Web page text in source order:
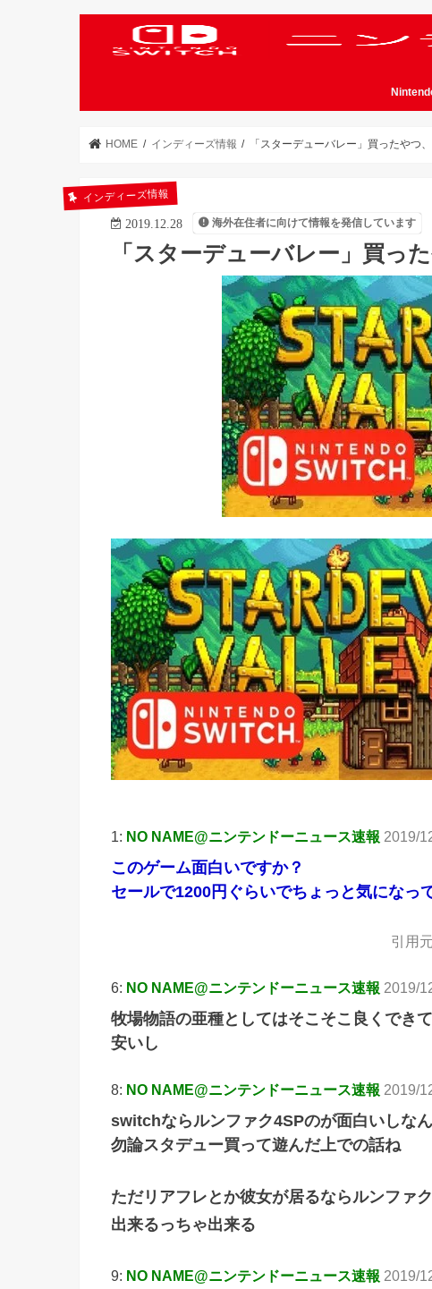
HOME インディーズ情報 「スターデューバレー」買ったやつ
インディーズ情報
2019.12.28 海外在住者に向けて情報を発信しています
「スターデューバレー」買っ
1: NO NAME@ニンテンドーニュース速報 2019/
このゲーム面白いですか？
セールで1200円ぐらいでちょっと気になっ
引用
6: NO NAME@ニンテンドーニュース速報 2019/
牧場物語の亜種としてはそこそこ良くでき
安いし
8: NO NAME@ニンテンドーニュース速報 2019/
switchならルンファク4SPのが面白いしな
勿論スタデュー買って遊んだ上での話ね
ただリアフレとか彼女が居るならルンファ
出来るっちゃ出来る
9: NO NAME@ニンテンドーニュース速報 2019/